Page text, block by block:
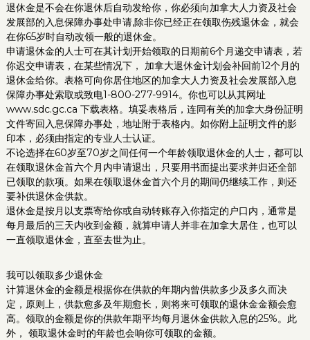
退休金是不会在你退休后自动发给你，你必须向加拿大人力资及社会
发展部的入息保障办事处申请,除非你已经正在领取伤残退休金，就会
在你65岁时自动改领一般的退休金。
申请退休金的人士可在其计划开始领取的日期前6个月递交申请表，若
你迟交申请表，在某些情况下， 加拿大退休金计划会补回前12个月的
退休金给你。表格可向你居住地区的加拿大人力资及社会发展部入息
保障办事处索取或致电1-800-277-9914。你也可以从其网址
www.sdc.gc.ca 下载表格。填妥表格后，连同有关的加拿大身份証明
文件寄回入息保障办事处，地址附于表格内。如你附上証明文件的影
印本，必须由指定的专业人士认证。
不论选择在60岁至70岁之间任何一个年龄领取退休金的人士，都可以
在领取退休金首六个月内申请退出，只要用书面提出要求并归还全部
已领取的款项。如果在领取退休金首六个月的期间仍继续工作，则还
要补供退休金供款。
退休金是按月以支票寄给你或自动转账存入你指定的户口内，通常是
每月最后的三天内收到金额，就算申请人并非在加拿大居住，也可以
一直领取退休金，直至去世为止。
我可以领取多少退休金
计算退休金的金额是根据你在供款的年期内曾供款多少及多久而决
定，原则上，供款愈多及年期愈长，则将来可领取的退休金金额会愈
高。领取的金额是你的供款年期平均每月退休金供款入息的25%。此
外， 领取退休金时的年龄也会响你可领取的金额。